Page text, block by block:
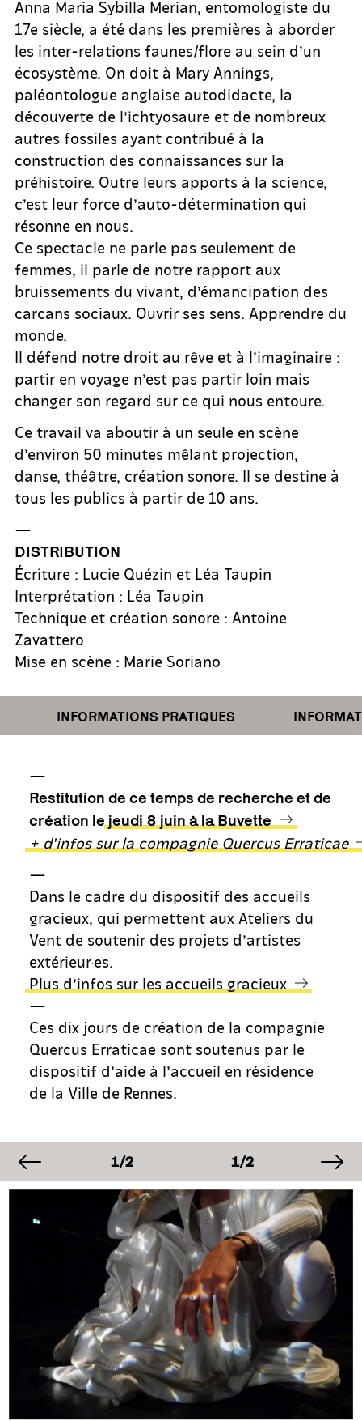
Anna Maria Sybilla Merian, entomologiste du
17e siècle, a été dans les premières à aborder
les inter-relations­ faunes/flore au sein d’un
écosystème. On doit à Mary Annings,
paléontologue anglaise autodidacte, la
découverte de l’ichtyosaure et de nombreux
autres fossiles ayant contribué à la
construction des connaissances sur la
préhistoire. Outre leurs apports à la science,
c’est leur force d’auto­-détermination qui
résonne en nous.
Ce spectacle ne parle pas seulement de
femmes, il parle de notre rapport aux
bruissements du vivant, d’émancipation des
carcans sociaux. Ouvrir ses sens. Apprendre du
monde.
Il défend notre droit au rêve et à l’imaginaire :
partir en voyage n’est pas partir loin mais
changer son regard sur ce qui nous entoure.
Ce travail va aboutir à un seule en scène
d’environ 50 minutes mêlant projection,
danse, théâtre, création sonore. Il se destine à
tous les publics à partir de 10 ans.
—
DISTRIBUTION
Écriture : Lucie Quézin et Léa Taupin
Interprétation : Léa Taupin
Technique et création sonore : Antoine
Zavattero
Mise en scène : Marie Soriano
INFORMATIONS PRATIQUES
—
Restitution de ce temps de recherche et de
création le jeudi 8 juin à la Buvette
+ d’infos sur la compagnie Quercus Erraticae
—
Dans le cadre du dispositif des accueils
gracieux, qui permettent aux Ateliers du
Vent de soutenir des projets d’artistes
extérieur·es.
Plus d’infos sur les accueils gracieux
—
Ces dix jours de création de la compagnie
Quercus Erraticae sont soutenus par le
dispositif d’aide à l’accueil en résidence
de la Ville de Rennes.
image précédente
IMAGE
1/2 IMAGE
1/2 1/
IMAGE
1/2 IMAGE
1/2